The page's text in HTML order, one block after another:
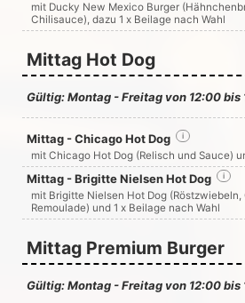
mit Ducky New Mexico Burger
Chilisauce), dazu 1 x Beilage nach Wahl
Mittag Hot Dog
Gültig: Montag - Freitag von 12:00 bis
Mittag - Chicago Hot Dog i
mit Chicago Hot Dog (Relisch und Sauce)
Mittag - Brigitte Nielsen Hot Dog i
mit Brigitte Nielsen Hot Dog
Remoulade) und 1 x Beilage nach Wahl
Mittag Premium Burger
Gültig: Montag - Freitag von 12:00 bis